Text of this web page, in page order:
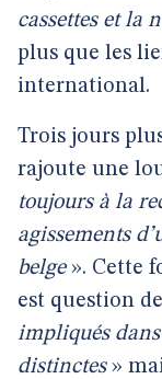
cassettes et la
plus que les
international.
Trois jours
rajoute une
toujours à la
agissements
belge». Cette
est question
impliqués
distinctes»